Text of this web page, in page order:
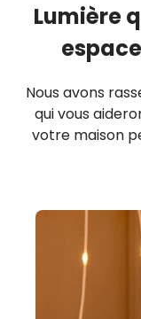
Lumière
Nous avons
qui vous
votre maison